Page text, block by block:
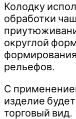
Колодку
обработки
округлой
рельефов.
С
изделие
торговый вид.